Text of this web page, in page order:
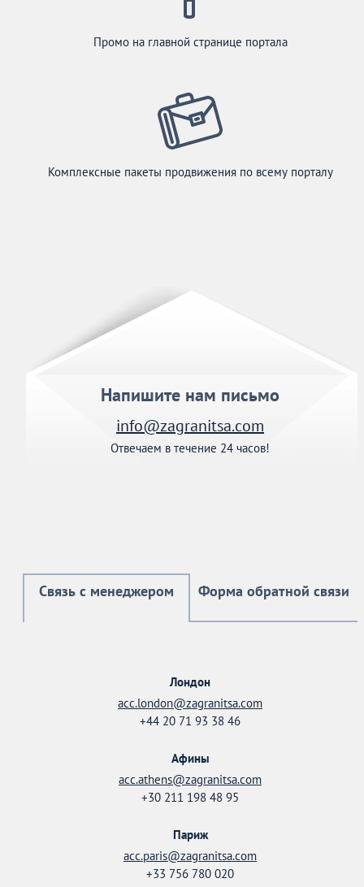
Промо на главной странице портала
Комплексные пакеты продвижения по всему порталу
Напишите нам письмо
info@zagranitsa.com
Отвечаем в течение 24 часов!
Связь с менеджером Форма обратной связи
Лондон
acc.london@zagranitsa.com
+44 20 71 93 38 46
Афины
acc.athens@zagranitsa.com
+30 211 198 48 95
Париж
acc.paris@zagranitsa.com
+33 756 780 020